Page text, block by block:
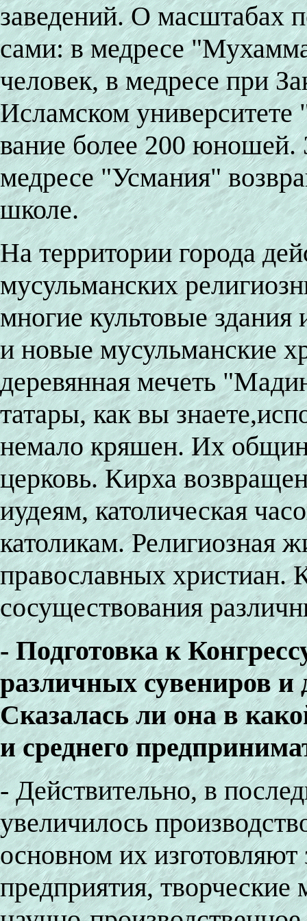
заведений. О масштабах
сами: в медресе
человек, в медресе при
Исламском
вание более 200 юношей.
медресе "Усмания"
школе.
На территории города
мусульманских
многие культовые здания
и новые мусульманские
деревянная мечеть
татары, как вы
немало кряшен. Их
церковь. Кирха
иудеям, католическая
католикам. Религиозная
православных христиан.
сосуществования
- Подготовка к
различных сувениров и
Сказалась ли она в
и среднего
- Действительно, в
увеличилось
основном их
предприятия, творческие